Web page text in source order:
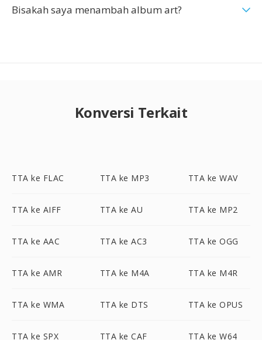
Bisakah saya menambah album art?
Konversi Terkait
TTA ke FLAC TTA ke MP3 TTA ke WAV
TTA ke AIFF TTA ke AU TTA ke MP2
TTA ke AAC TTA ke AC3 TTA ke OGG
TTA ke AMR TTA ke M4A TTA ke M4R
TTA ke WMA TTA ke DTS TTA ke OPUS
TTA ke SPX TTA ke CAF TTA ke W64